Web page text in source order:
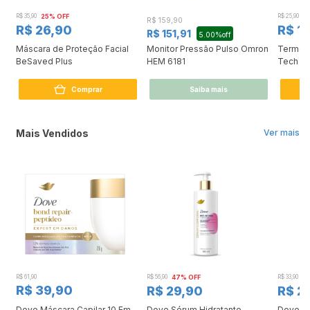
R$ 35,90 25% OFF
R$ 26,90
Máscara de Proteção Facial
BeSaved Plus
Comprar
R$ 159,90
R$ 151,91 5.00%off
Monitor Pressão Pulso Omron
HEM 6181
Saiba mais
R$ 25,90
R$
Tech
Ver mais
Mais Vendidos
R$ 61,90
R$ 39,90
R$ 56,90 47% OFF
R$ 29,90
R$ 33,90
R$